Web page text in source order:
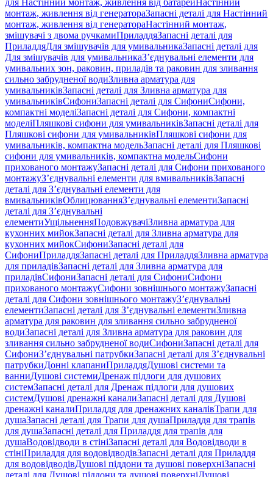
для Настінний монтаж, живлення від батарейНастінний
монтаж, живлення від генератораЗапасні деталі для Настінний
монтаж, живлення від генератораНастінний монтаж,
змішувачі з двома ручкамиПриладдяЗапасні деталі для
ПриладдяДля змішувачів для умивальникаЗапасні деталі для
Для змішувачів для умивальникаЗ’єднувальні елементи для
умивальних зон, раковин, приладів та раковин для зливання
сильно забрудненої водиЗливна арматура для
умивальниківЗапасні деталі для Зливна арматура для
умивальниківСифониЗапасні деталі для СифониСифони,
компактні моделіЗапасні деталі для Сифони, компактні
моделіПляшкові сифони для умивальниківЗапасні деталі для
Пляшкові сифони для умивальниківПляшкові сифони для
умивальників, компактна модельЗапасні деталі для Пляшкові
сифони для умивальників, компактна модельСифони
прихованого монтажуЗапасні деталі для Сифони прихованого
монтажуЗ’єднувальні елементи для вмивальниківЗапасні
деталі для З’єднувальні елементи для
вмивальниківОблицюванняЗ’єднувальні елементиЗапасні
деталі для З’єднувальні
елементиУщільненняПодовжувачіЗливна арматура для
кухонних мийокЗапасні деталі для Зливна арматура для
кухонних мийокСифониЗапасні деталі для
СифониПриладдяЗапасні деталі для ПриладдяЗливна арматура
для приладівЗапасні деталі для Зливна арматура для
приладівСифониЗапасні деталі для СифониСифони
прихованого монтажуСифони зовнішнього монтажуЗапасні
деталі для Сифони зовнішнього монтажуЗ’єднувальні
елементиЗапасні деталі для З’єднувальні елементиЗливна
арматура для раковин для зливання сильно забрудненої
водиЗапасні деталі для Зливна арматура для раковин для
зливання сильно забрудненої водиСифониЗапасні деталі для
СифониЗ’єднувальні патрубкиЗапасні деталі для З’єднувальні
патрубкиДонні клапаниПриладдяДушові системи та
ванниДушові системиДренаж підлоги для душових
системЗапасні деталі для Дренаж підлоги для душових
системДушові дренажні каналиЗапасні деталі для Душові
дренажні каналиПриладдя для дренажних каналівТрапи для
душаЗапасні деталі для Трапи для душаПриладдя для трапів
для душаЗапасні деталі для Приладдя для трапів для
душаВодовідводи в стініЗапасні деталі для Водовідводи в
стініПриладдя для водовідводівЗапасні деталі для Приладдя
для водовідводівДушові піддони та душові поверхніЗапасні
деталі для Душові піддони та душові поверхніДушові